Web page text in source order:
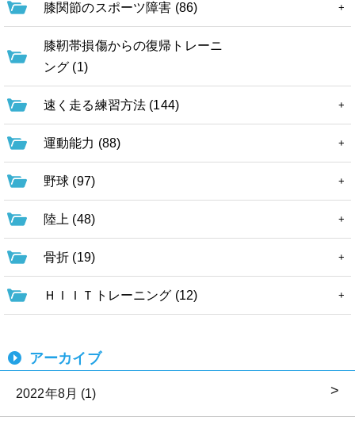
膝関節のスポーツ障害 (86)
膝靭帯損傷からの復帰トレーニ
ング (1)
速く走る練習方法 (144)
運動能力 (88)
野球 (97)
陸上 (48)
骨折 (19)
ＨＩＩＴトレーニング (12)
アーカイブ
2022年8月 (1)